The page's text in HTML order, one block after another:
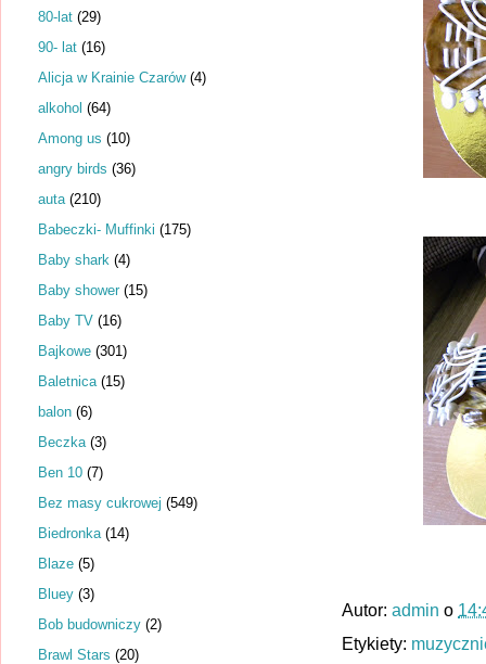
Autor: admin o
Etykiety:
80-lat (29)
90- lat (16)
Alicja w Krainie Czarów (4)
alkohol (64)
Among us (10)
angry birds (36)
auta (210)
Babeczki- Muffinki (175)
Baby shark (4)
Baby shower (15)
Baby TV (16)
Bajkowe (301)
Baletnica (15)
balon (6)
Beczka (3)
Ben 10 (7)
Bez masy cukrowej (549)
Biedronka (14)
Blaze (5)
Bluey (3)
Bob budowniczy (2)
Brawl Stars (20)